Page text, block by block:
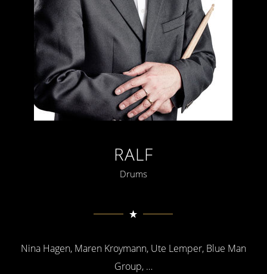
RALF
Drums
Nina Hagen, Maren Kroymann, Ute Lemper, Blue Man
Group, …